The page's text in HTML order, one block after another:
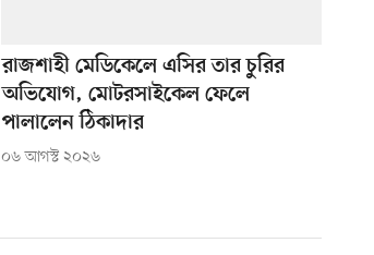
রাজশাহী মেডিকেলে এসির তার চুরির
অভিযোগ, মোটরসাইকেল ফেলে
পালালেন ঠিকাদার
০৬ আগস্ট ২০২৬